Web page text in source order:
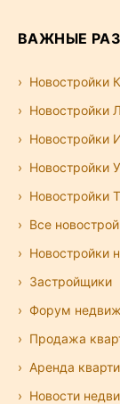
ВАЖНЫЕ
Новостройки
Новостройки
Новостройки
Новостройки
Новостройки
Все
Новостройки
Застройщики
Форум
Продажа
Аренда
Новости